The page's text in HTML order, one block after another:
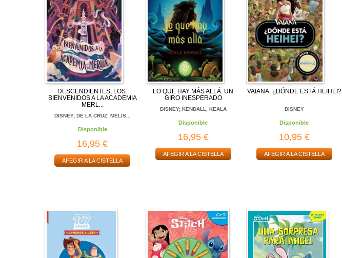
DESCENDIENTES, LOS.
BIENVENIDOS A LA ACADEMIA
MERL...
DISNEY; DE LA CRUZ, MELIS...
Disponible
16,95 €
AFEGIR A LA CISTELLA
LO QUE HAY MÁS ALLÁ. UN
GIRO INESPERADO
DISNEY; KENDALL, KEALA
Disponible
16,95 €
AFEGIR A LA CISTELLA
VAIANA. ¿DÓNDE ESTÁ HEIHEI?
DISNEY
Disponible
10,95 €
AFEGIR A LA CISTELLA